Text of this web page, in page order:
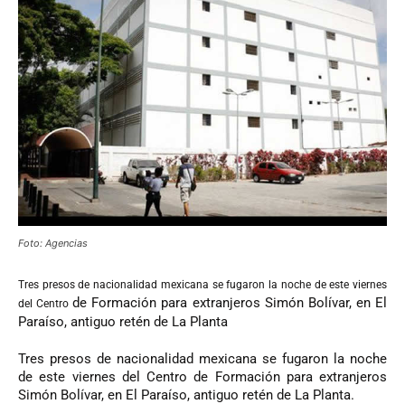
Foto: Agencias
Tres presos de nacionalidad mexicana se fugaron la noche de este viernes
del Centrode Formación para extranjeros Simón Bolívar, en El
Paraíso, antiguo retén de La Planta
Tres presos de nacionalidad mexicana se fugaron la noche
de este viernes del Centro de Formación para extranjeros
Simón Bolívar, en El Paraíso, antiguo retén de La Planta.